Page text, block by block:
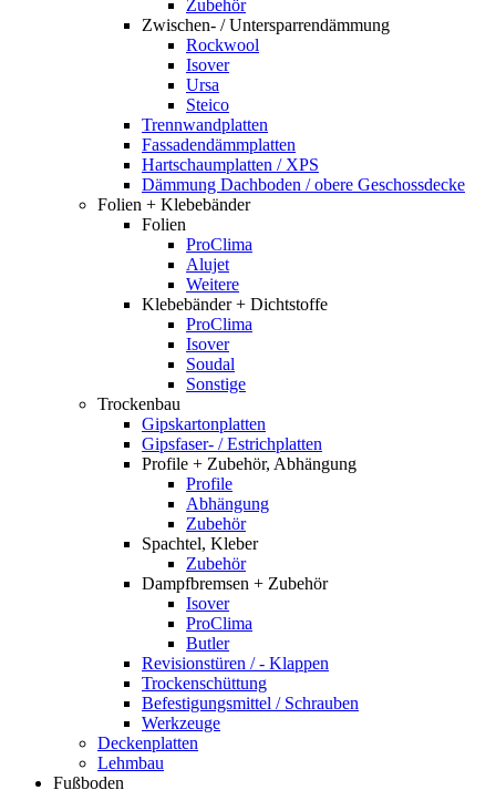
Zubehör
Zwischen- / Untersparrendämmung
Rockwool
Isover
Ursa
Steico
Trennwandplatten
Fassadendämmplatten
Hartschaumplatten / XPS
Dämmung Dachboden / obere Geschossdecke
Folien + Klebebänder
Folien
ProClima
Alujet
Weitere
Klebebänder + Dichtstoffe
ProClima
Isover
Soudal
Sonstige
Trockenbau
Gipskartonplatten
Gipsfaser- / Estrichplatten
Profile + Zubehör, Abhängung
Profile
Abhängung
Zubehör
Spachtel, Kleber
Zubehör
Dampfbremsen + Zubehör
Isover
ProClima
Butler
Revisionstüren / - Klappen
Trockenschüttung
Befestigungsmittel / Schrauben
Werkzeuge
Deckenplatten
Lehmbau
Fußboden